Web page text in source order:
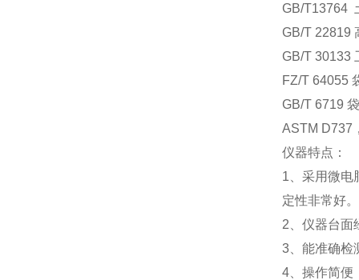
GB/T13764
GB/T 22819
GB/T 30133
FZ/T 64055
GB/T 6719
ASTM D737
仪器特点：
1、采用微电
定性非常好。
2、仪器台面
3、能准确检
4、操作简便